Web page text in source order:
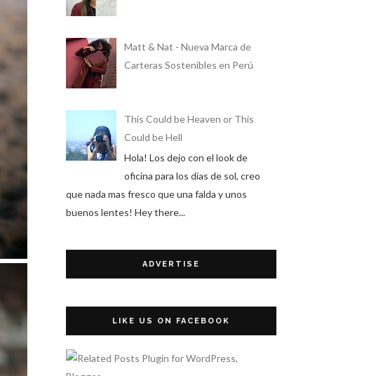
Matt & Nat - Nueva Marca de
Carteras Sostenibles en Perú
This Could be Heaven or This
Could be Hell
Hola! Los dejo con el look de
oficina para los dias de sol, creo
que nada mas fresco que una falda y unos
buenos lentes! Hey there...
ADVERTISE
LIKE US ON FACEBOOK